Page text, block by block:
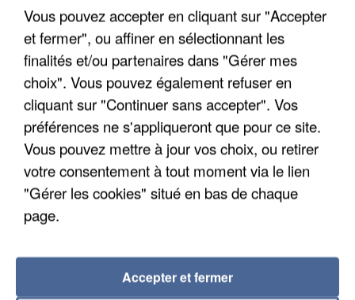
Un cofondateur du réseau avait été interpellé
quelques jours plus tôt.
Vous pouvez accepter en cliquant sur "Accepter
et fermer", ou affiner en sélectionnant les
finalités et/ou partenaires dans "Gérer mes
choix". Vous pouvez également refuser en
cliquant sur "Continuer sans accepter". Vos
préférences ne s'appliqueront que pour ce site.
Vous pouvez mettre à jour vos choix, ou retirer
votre consentement à tout moment via le lien
"Gérer les cookies" situé en bas de chaque
page.
Accepter et fermer